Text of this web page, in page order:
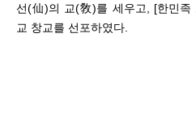
선(仙)의 교(敎)를 세우고, [한민족
교 창교를 선포하였다.